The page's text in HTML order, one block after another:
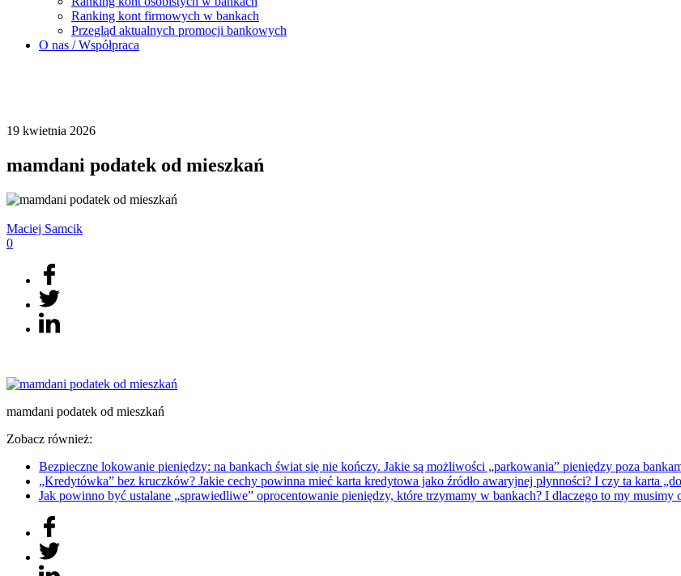
Ranking kont firmowych w bankach
Przegląd aktualnych promocji bankowych
O nas / Współpraca
19 kwietnia 2026
mamdani podatek od mieszkań
Maciej Samcik
0
mamdani podatek od mieszkań
Zobacz również:
Bezpieczne lokowanie pieniędzy: na bankach świat się nie kończy. Jakie są możliwości „parkowania” pieniędzy poza
„Kredytówka” bez kruczków? Jakie cechy powinna mieć karta kredytowa jako źródło awaryjnej płynności? I czy ta karta
Jak powinno być ustalane „sprawiedliwe” oprocentowanie pieniędzy, które trzymamy w bankach? I dlaczego to my